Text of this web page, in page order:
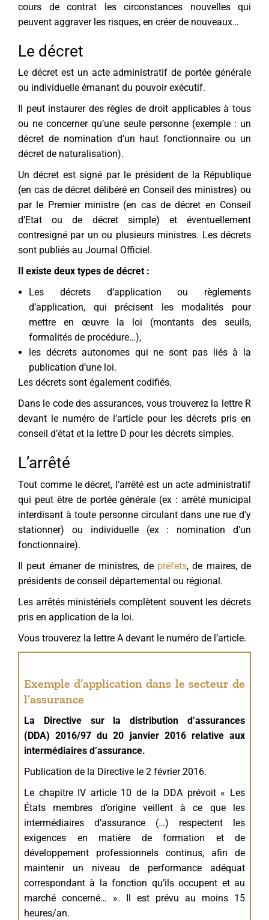
cours de contrat les circonstances nouvelles qui
peuvent aggraver les risques, en créer de nouveaux…
Le décret
Le décret est un acte administratif de portée générale
ou individuelle émanant du pouvoir exécutif.
Il peut instaurer des règles de droit applicables à tous
ou ne concerner qu’une seule personne (exemple : un
décret de nomination d’un haut fonctionnaire ou un
décret de naturalisation).
Un décret est signé par le président de la République
(en cas de décret délibéré en Conseil des ministres) ou
par le Premier ministre (en cas de décret en Conseil
d’Etat ou de décret simple) et éventuellement
contresigné par un ou plusieurs ministres. Les décrets
sont publiés au Journal Officiel.
Il existe deux types de décret :
Les décrets d’application ou règlements
d’application, qui précisent les modalités pour
mettre en œuvre la loi (montants des seuils,
formalités de procédure…),
les décrets autonomes qui ne sont pas liés à la
publication d’une loi.
Les décrets sont également codifiés.
Dans le code des assurances, vous trouverez la lettre R
devant le numéro de l’article pour les décrets pris en
conseil d’état et la lettre D pour les décrets simples.
L’arrêté
Tout comme le décret, l’arrêté est un acte administratif
qui peut être de portée générale (ex : arrêté municipal
interdisant à toute personne circulant dans une rue d’y
stationner) ou individuelle (ex : nomination d’un
fonctionnaire).
Il peut émaner de ministres, de préfets, de maires, de
présidents de conseil départemental ou régional.
Les arrêtés ministériels complètent souvent les décrets
pris en application de la loi.
Vous trouverez la lettre A devant le numéro de l’article.
Exemple d’application dans le secteur de
l’assurance
La Directive sur la distribution d’assurances
(DDA) 2016/97 du 20 janvier 2016 relative aux
intermédiaires d’assurance.
Publication de la Directive le 2 février 2016.
Le chapitre IV article 10 de la DDA prévoit « Les
États membres d’origine veillent à ce que les
intermédiaires d’assurance (…) respectent les
exigences en matière de formation et de
développement professionnels continus, afin de
maintenir un niveau de performance adéquat
correspondant à la fonction qu’ils occupent et au
marché concerné… ». Il est prévu au moins 15
heures/an.